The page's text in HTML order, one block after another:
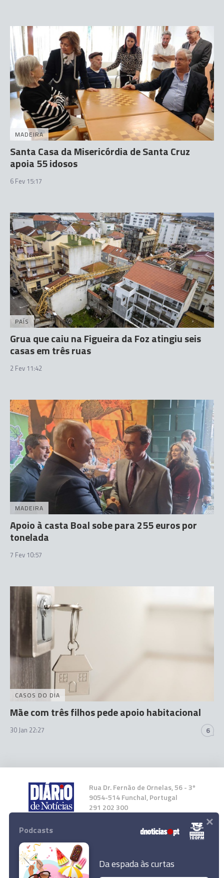
MADEIRA
Santa Casa da Misericórdia de Santa Cruz
apoia 55 idosos
6 Fev 15:17
PAÍS
Grua que caiu na Figueira da Foz atingiu seis
casas em três ruas
2 Fev 11:42
MADEIRA
Apoio à casta Boal sobe para 255 euros por
tonelada
7 Fev 10:57
CASOS DO DIA
Mãe com três filhos pede apoio habitacional
30 Jan 22:27 6
Rua Dr. Fernão de Ornelas, 56 - 3º
9054-514 Funchal, Portugal
291 202 300
Instale a nossa App
Podcasts
Da espada às curtas
×